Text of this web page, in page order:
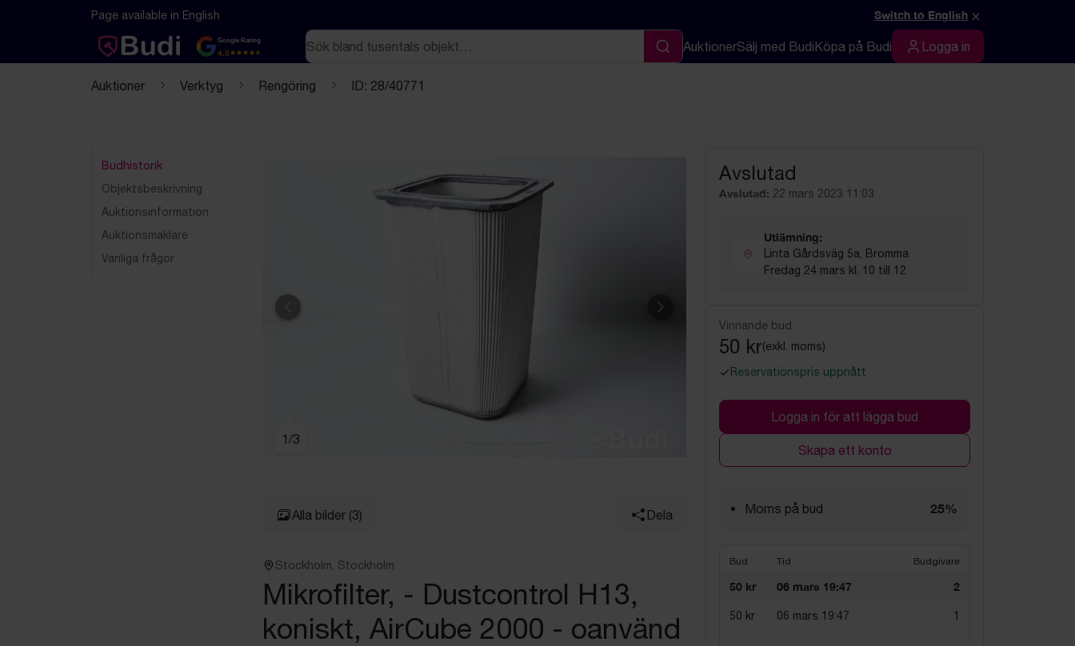
Hoppa till innehåll
Textbaserad (markdown) version av denna sida
Page available in English Switch to English ×
Google Rating
4.5
Sök
Sök
AuktionerSälj med BudiKöpa på Budi Logga in
Logga in
Auktioner Verktyg Rengöring ID: 28/40771
Budhistorik
Objektsbeskrivning
Auktionsinformation
Auktionsmäklare
Vanliga frågor
Föregående Nästa
1 /3
Alla bilder (3) Dela
Stockholm, Stockholm
Mikrofilter, - Dustcontrol H13,
koniskt, AirCube 2000 - oanvänd
Avslutad
Avslutad: 22 mars 2023 11:03
Utlämning:
Linta Gårdsväg 5a, Bromma
Fredag 24 mars kl. 10 till 12
Vinnande bud
50 kr(exkl. moms)
Reservationspris uppnått
Logga in för att lägga bud
Skapa ett konto
Moms på bud 25%
Bud Tid Budgivare
50 kr 06 mars 19:47 2
50 kr 06 mars 19:47 1